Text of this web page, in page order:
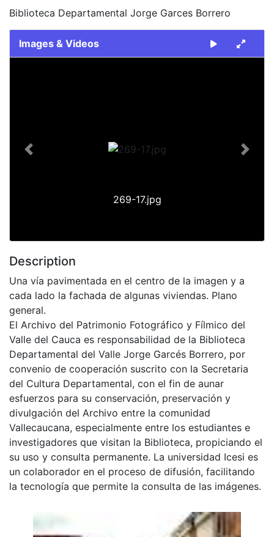
Biblioteca Departamental Jorge Garces Borrero
Images & Videos
269-17.jpg
Previous Next
Description
Una vía pavimentada en el centro de la imagen y a
cada lado la fachada de algunas viviendas. Plano
general.
El Archivo del Patrimonio Fotográfico y Fílmico del
Valle del Cauca es responsabilidad de la Biblioteca
Departamental del Valle Jorge Garcés Borrero, por
convenio de cooperación suscrito con la Secretaria
del Cultura Departamental, con el fin de aunar
esfuerzos para su conservación, preservación y
divulgación del Archivo entre la comunidad
Vallecaucana, especialmente entre los estudiantes e
investigadores que visitan la Biblioteca, propiciando el
su uso y consulta permanente. La universidad Icesi es
un colaborador en el proceso de difusión, facilitando
la tecnología que permite la consulta de las imágenes.